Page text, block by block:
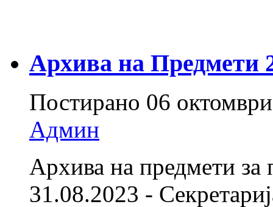
Архива на Предмети
Постирано 06
Админ
Архива на предмети
31.08.2023 -